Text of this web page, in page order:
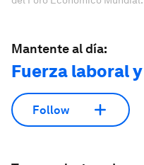
Mantente al día:
Fuerza laboral
Follow